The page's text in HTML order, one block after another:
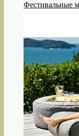
Фестивальные